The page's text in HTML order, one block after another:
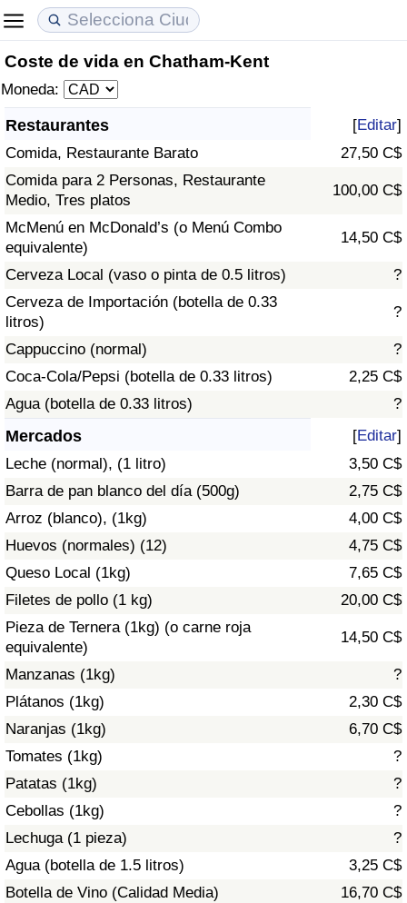
Coste de vida en Chatham-Kent
Moneda:
Restaurantes [Editar]
Comida, Restaurante Barato
27,50 C$
Comida para 2 Personas, Restaurante
Medio, Tres platos
100,00 C$
McMenú en McDonald’s (o Menú Combo
equivalente)
14,50 C$
Cerveza Local (vaso o pinta de 0.5 litros)
?
Cerveza de Importación (botella de 0.33
litros)
?
Cappuccino (normal)
?
Coca-Cola/Pepsi (botella de 0.33 litros)
2,25 C$
Agua (botella de 0.33 litros)
?
Mercados [Editar]
Leche (normal), (1 litro)
3,50 C$
Barra de pan blanco del día (500g)
2,75 C$
Arroz (blanco), (1kg)
4,00 C$
Huevos (normales) (12)
4,75 C$
Queso Local (1kg)
7,65 C$
Filetes de pollo (1 kg)
20,00 C$
Pieza de Ternera (1kg) (o carne roja
equivalente)
14,50 C$
Manzanas (1kg)
?
Plátanos (1kg)
2,30 C$
Naranjas (1kg)
6,70 C$
Tomates (1kg)
?
Patatas (1kg)
?
Cebollas (1kg)
?
Lechuga (1 pieza)
?
Agua (botella de 1.5 litros)
3,25 C$
Botella de Vino (Calidad Media)
16,70 C$
Coste de vida
Índice de Costo de Vida
Índice de costo de vida por país
en aqaba
Precios de las propiedades
Índice de Precios de Inmuebles
Índice de Precios de Inmuebles por País
Calidad de Vida
Índice de Calidad de Vida (Actual)
Índice de calidad de vida por país
Delincuencia
Calificación del Índice de Criminalidad
(Actual)
Índice de Criminalidad
Índice de criminalidad por país
Sanidad
Índice de Sanidad
Índice de Sanidad por País
Contaminación
Índice de Contaminación (Actual)
Índice de contaminación
Índice de Contaminación por País
Tráfico
Índice de Tráfico